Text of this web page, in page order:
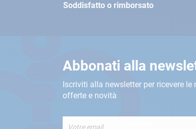
Soddisfatto o rimborsato
Abbonati alla
Iscriviti alla newsletter per ricevere le
offerte e novità